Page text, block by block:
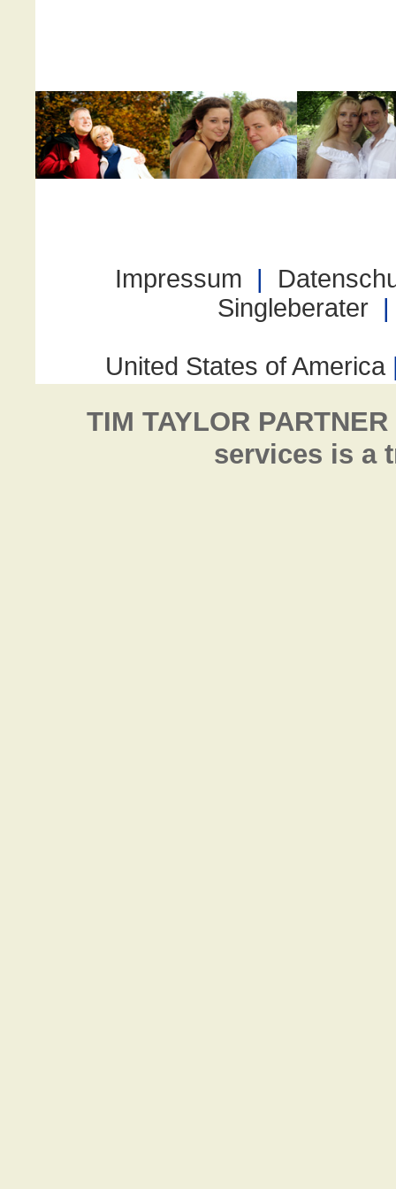
TIM TAYLOR
services is a